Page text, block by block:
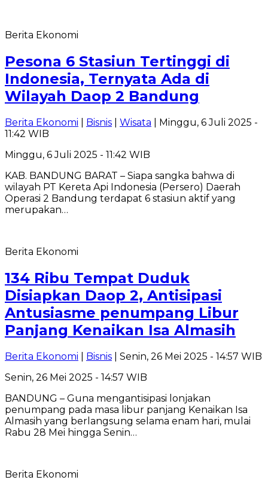
Berita Ekonomi
Pesona 6 Stasiun Tertinggi di
Indonesia, Ternyata Ada di
Wilayah Daop 2 Bandung
Berita Ekonomi Bisnis Wisata | Minggu, 6 Juli 2025 -
11:42 WIB
Minggu, 6 Juli 2025 - 11:42 WIB
KAB. BANDUNG BARAT – Siapa sangka bahwa di
wilayah PT Kereta Api Indonesia (Persero) Daerah
Operasi 2 Bandung terdapat 6 stasiun aktif yang
merupakan…
Berita Ekonomi
134 Ribu Tempat Duduk
Disiapkan Daop 2, Antisipasi
Antusiasme penumpang Libur
Panjang Kenaikan Isa Almasih
Berita Ekonomi Bisnis | Senin, 26 Mei 2025 - 14:57 WIB
Senin, 26 Mei 2025 - 14:57 WIB
BANDUNG – Guna mengantisipasi lonjakan
penumpang pada masa libur panjang Kenaikan Isa
Almasih yang berlangsung selama enam hari, mulai
Rabu 28 Mei hingga Senin…
Berita Ekonomi